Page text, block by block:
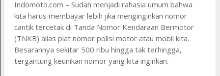
Indomoto.com – Sudah menjadi rahasia umum bahwa
kita harus membayar lebih jika menginginkan nomor
cantik tercetak di Tanda Nomor Kendaraan Bermotor
(TNKB) alias plat nomor polisi motor atau mobil kita.
Besarannya sekitar 500 ribu hingga tak terhingga,
tergantung keunikan nomor yang kita inginkan.